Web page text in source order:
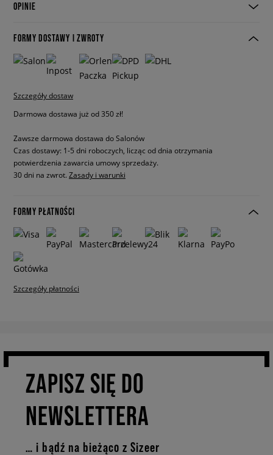
OPINIE
FORMY DOSTAWY I ZWROTY
Szczegóły dostaw
Darmowa dostawa już od 350 zł!
Zawsze darmowa dostawa do Salonów
Czas dostawy: 1-5 dni roboczych, licząc od dnia otrzymania
potwierdzenia zawarcia umowy sprzedaży.
30 dni na zwrot. Zasady i warunki
FORMY PŁATNOŚCI
Szczegóły płatności
ZAPISZ SIĘ DO
NEWSLETTERA
… i bądź na bieżąco z Sizeer